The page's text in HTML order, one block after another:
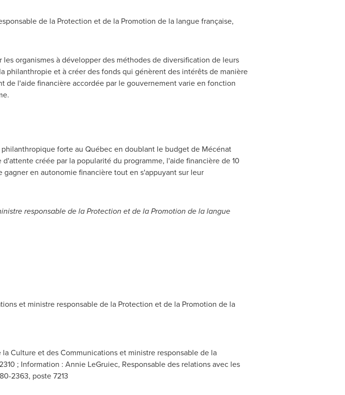
de la Protection et de la Promotion de la langue française,
organismes à développer des méthodes de diversification de leurs
philanthropie et à créer des fonds qui génèrent des intérêts de manière
de l'aide financière accordée par le gouvernement varie en fonction
forte au Québec en doublant le budget de Mécénat
créée par la popularité du programme, l'aide financière de 10
gagner en autonomie financière tout en s'appuyant sur leur
responsable de la Protection et de la Promotion de la langue
et ministre responsable de la Protection et de la Promotion de la
Culture et des Communications et ministre responsable de la
; Information : Annie LeGruiec, Responsable des relations avec les
2363, poste 7213